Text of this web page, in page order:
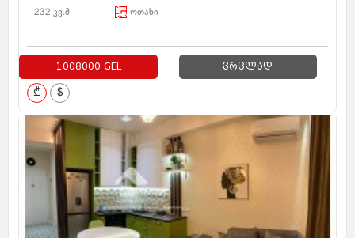
232 კვ.მ ოთახი
1008000 GEL ვრცლად
₾ $